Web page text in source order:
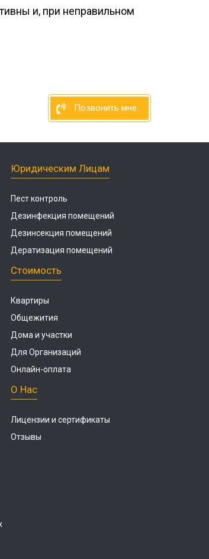
и, при неправильном
Позвонить мне
Юридическим Лицам
Пест контроль
Дезинфекция помещений
Дезинсекция помещений
Дератизация помещений
Стоимость
Квартиры
Общежития
Дома и участки
Для Организаций
Онлайн-оплата
О Нас
Лицензии и сертификаты
Отзывы